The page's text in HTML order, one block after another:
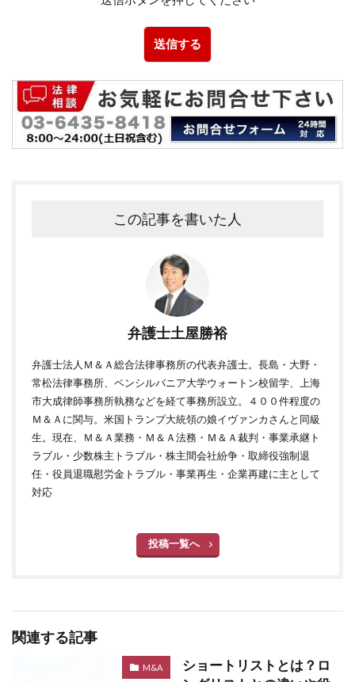
この記事を書いた人
弁護士土屋勝裕
弁護士法人Ｍ＆Ａ総合法律事務所の代表弁護士。長島・大野・
常松法律事務所、ペンシルバニア大学ウォートン校留学、上海
市大成律師事務所執務などを経て事務所設立。４００件程度の
Ｍ＆Ａに関与。米国トランプ大統領の娘イヴァンカさんと同級
生。現在、Ｍ＆Ａ業務・Ｍ＆Ａ法務・Ｍ＆Ａ裁判・事業承継ト
ラブル・少数株主トラブル・株主間会社紛争・取締役強制退
任・役員退職慰労金トラブル・事業再生・企業再建に主として
対応
投稿一覧へ
関連する記事
M&A
ショートリストとは？ロ